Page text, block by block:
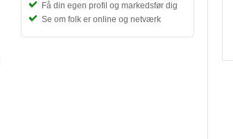
Få din egen profil og markedsfør dig
Se om folk er online og netværk